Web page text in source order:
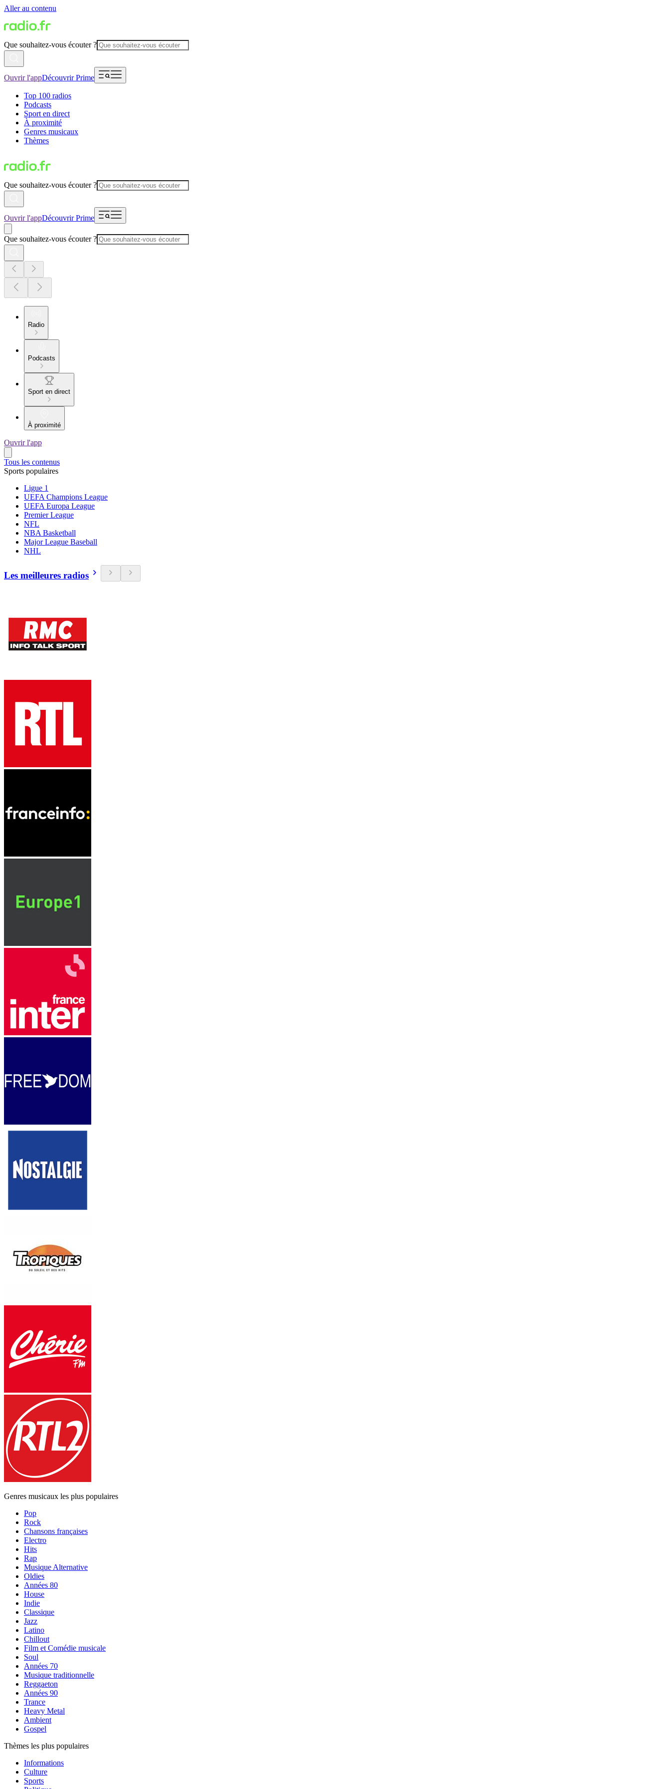
Aller au contenu
Que souhaitez-vous écouter ?
Ouvrir l'appDécouvrir Prime
Top 100 radios
Podcasts
Sport en direct
À proximité
Genres musicaux
Thèmes
Que souhaitez-vous écouter ?
Ouvrir l'appDécouvrir Prime
Que souhaitez-vous écouter ?
Radio
Podcasts
Sport en direct
À proximité
Ouvrir l'app
Tous les contenus
Sports populaires
Ligue 1
UEFA Champions League
UEFA Europa League
Premier League
NFL
NBA Basketball
Major League Baseball
NHL
Les meilleures radios
Genres musicaux les plus populaires
Pop
Rock
Chansons françaises
Electro
Hits
Rap
Musique Alternative
Oldies
Années 80
House
Indie
Classique
Jazz
Latino
Chillout
Film et Comédie musicale
Soul
Années 70
Musique traditionnelle
Reggaeton
Années 90
Trance
Heavy Metal
Ambient
Gospel
Thèmes les plus populaires
Informations
Culture
Sports